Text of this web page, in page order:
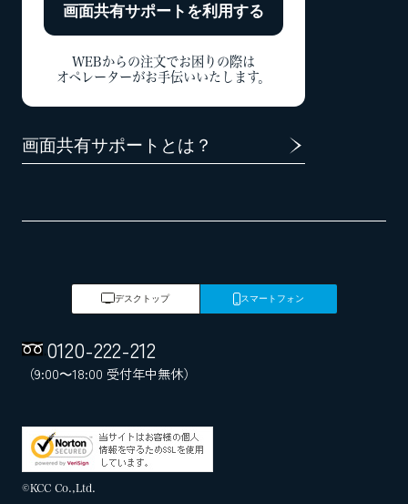
画面共有サポートを利用する
WEBからの注文でお困りの際は
オペレーターがお手伝いいたします。
画面共有サポートとは？
デスクトップ スマートフォン
0120-222-212
（9:00～18:00 受付年中無休）
©KCC Co.,Ltd.